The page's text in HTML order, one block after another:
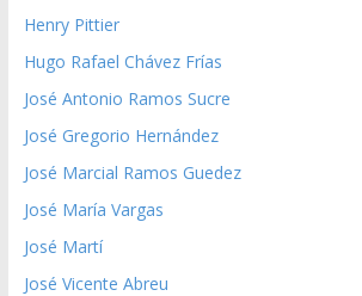
Henry Pittier
Hugo Rafael Chávez Frías
José Antonio Ramos Sucre
José Gregorio Hernández
José Marcial Ramos Guedez
José María Vargas
José Martí
José Vicente Abreu